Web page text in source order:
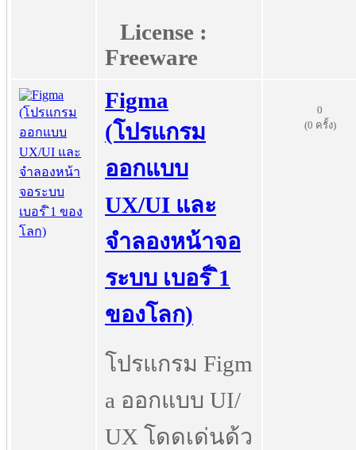
License :
Freeware
Figma
(โปรแกรม
ออกแบบ
UX/UI และ
จำลองหน้าจอ
ระบบ เบอร์ ิ1
ของโลก)
โปรแกรม Figm
a ออกแบบ UI/
UX โดดเด่นด้ว
0
(0 ครั้ง)